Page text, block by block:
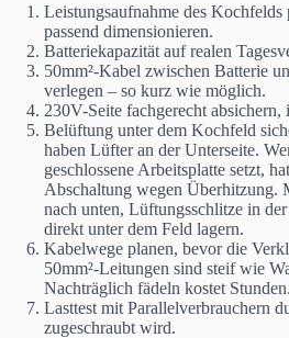
Leistungsaufnahme des
passend dimensionieren.
Batteriekapazität auf realen
50mm²-Kabel zwischen Batterie
verlegen – so kurz wie möglich.
230V-Seite fachgerecht
Belüftung unter dem Kochfeld
haben Lüfter an der Unterseite.
geschlossene Arbeitsplatte setzt,
Abschaltung wegen Überhitzung.
nach unten, Lüftungsschlitze in
direkt unter dem Feld lagern.
Kabelwege planen, bevor die
50mm²-Leitungen sind steif wie
Nachträglich fädeln kostet Stunden.
Lasttest mit Parallelverbrauchern
zugeschraubt wird.